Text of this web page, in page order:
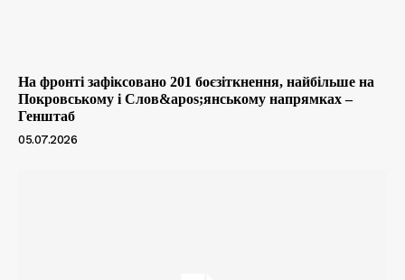
На фронті зафіксовано 201 боєзіткнення, найбільше на
Покровському і Слов&apos;янському напрямках –
Генштаб
05.07.2026